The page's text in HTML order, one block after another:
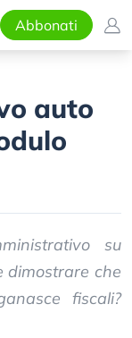
Abbonati
auto
su
dimostrare che
fiscali?